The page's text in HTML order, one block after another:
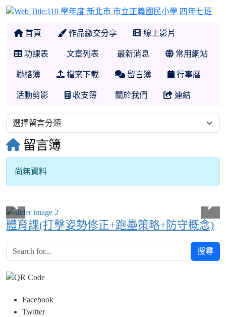
首頁 作品繳交分享 線上影片
功課表 文章列表 最新消息 常用網站
聯絡簿 檔案下載 留言簿 行事曆
活動剪影 收支簿 關於我們 連結
留言簿
尚無資料
體育課(打擊姿勢修正+跑壘策略+防守概念)
搜尋
Facebook
Twitter